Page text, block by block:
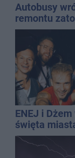
Autobusy
remontu
ENEJ i
święta